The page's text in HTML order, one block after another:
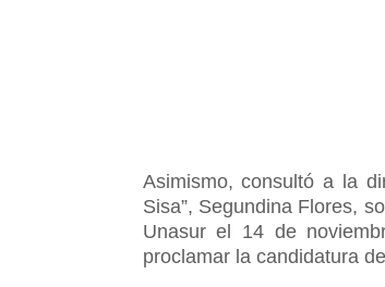
Asimismo, consultó a la
Sisa”, Segundina Flores,
Unasur el 14 de
proclamar la candidatura